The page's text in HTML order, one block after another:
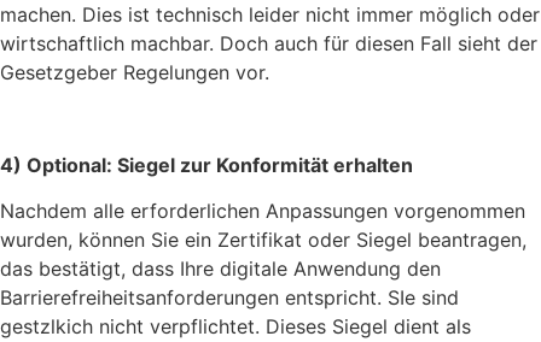
machen. Dies ist technisch leider nicht immer möglich oder
wirtschaftlich machbar. Doch auch für diesen Fall sieht der
Gesetzgeber Regelungen vor.
4) Optional: Siegel zur Konformität erhalten
Nachdem alle erforderlichen Anpassungen vorgenommen
wurden, können Sie ein Zertifikat oder Siegel beantragen,
das bestätigt, dass Ihre digitale Anwendung den
Barrierefreiheitsanforderungen entspricht. SIe sind
gestzlkich nicht verpflichtet. Dieses Siegel dient als